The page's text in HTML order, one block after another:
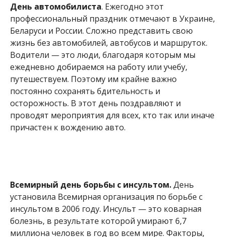
День автомобилиста. Ежегодно этот
профессиональный праздник отмечают в Украине,
Беларуси и России. Сложно представить свою
жизнь без автомобилей, автобусов и маршруток.
Водители — это люди, благодаря которым мы
ежедневно добираемся на работу или учебу,
путешествуем. Поэтому им крайне важно
постоянно сохранять бдительность и
осторожность. В этот день поздравляют и
проводят мероприятия для всех, кто так или иначе
причастен к вождению авто.
болезнь, в результате которой умирают 6,7
миллиона человек в год во всем мире. Факторы,
провоцирующие инсульт, — повышенное
артериальное давление, сахарный диабет,
повышенный уровень холестерина, ожирение,